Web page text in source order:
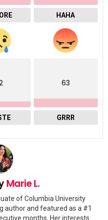
HAHA
63
GRRR
Marie L.
of Columbia University
author and featured as a #1
months. Her interests